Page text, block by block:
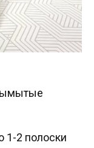
1-2 полоски